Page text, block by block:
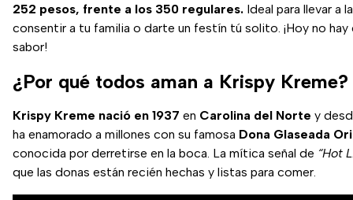
252 pesos, frente a los 350 regulares. Ideal para llevar a
consentir a tu familia o darte un festín tú solito. ¡Hoy no hay
sabor!
¿Por qué todos aman a Krispy Kreme?
Krispy Kreme nació en 1937 en Carolina del Norte y
ha enamorado a millones con su famosa Dona Glaseada
conocida por derretirse en la boca. La mítica señal de “Hot
que las donas están recién hechas y listas para comer.